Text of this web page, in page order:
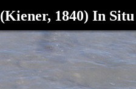
(Kiener, 1840) In Situ